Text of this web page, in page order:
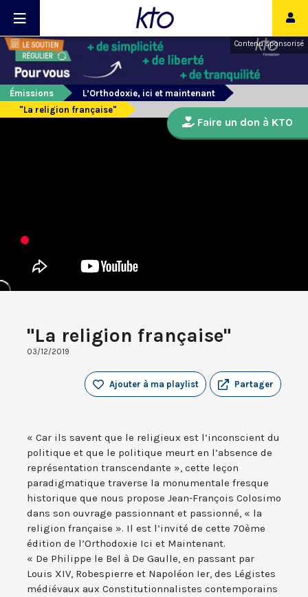
Contenu sponsorisé
Émissions
L’Orthodoxie, ici et maintenant
"La religion française"
"La religion française"
03/12/2019
Partager
Ajouter à ma playlist
« Car ils savent que le religieux est l’inconscient du
politique et que le politique meurt en l’absence de
représentation transcendante », cette leçon
paradigmatique traverse la monumentale fresque
historique que nous propose Jean-François Colosimo
dans son ouvrage passionnant et passionné, « la
religion française ». Il est l’invité de cette 70ème
édition de l’Orthodoxie Ici et Maintenant.
« De Philippe le Bel à De Gaulle, en passant par
Louis XIV, Robespierre et Napoléon Ier, des Légistes
médiévaux aux Constitutionnalistes contemporains
Faire un don à KTO